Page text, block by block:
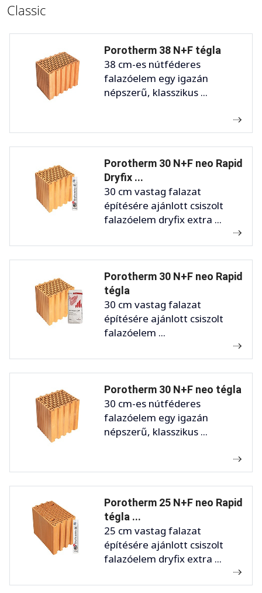
Classic
Porotherm 38 N+F tégla
38 cm-es nútféderes
falazóelem egy igazán
népszerű, klasszikus ...
Porotherm 30 N+F neo Rapid
Dryfix ...
30 cm vastag falazat
építésére ajánlott csiszolt
falazóelem dryfix extra ...
Porotherm 30 N+F neo Rapid
tégla
30 cm vastag falazat
építésére ajánlott csiszolt
falazóelem ...
Porotherm 30 N+F neo tégla
30 cm-es nútféderes
falazóelem egy igazán
népszerű, klasszikus ...
Porotherm 25 N+F neo Rapid
tégla ...
25 cm vastag falazat
építésére ajánlott csiszolt
falazóelem dryfix extra ...